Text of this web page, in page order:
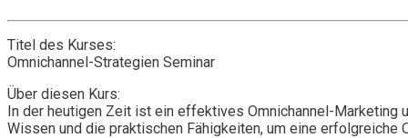
Titel des Kurses:
Omnichannel-Strategien Seminar
Über diesen Kurs:
In der heutigen Zeit ist ein effektives Omnichannel-Marketing
Wissen und die praktischen Fähigkeiten, um eine